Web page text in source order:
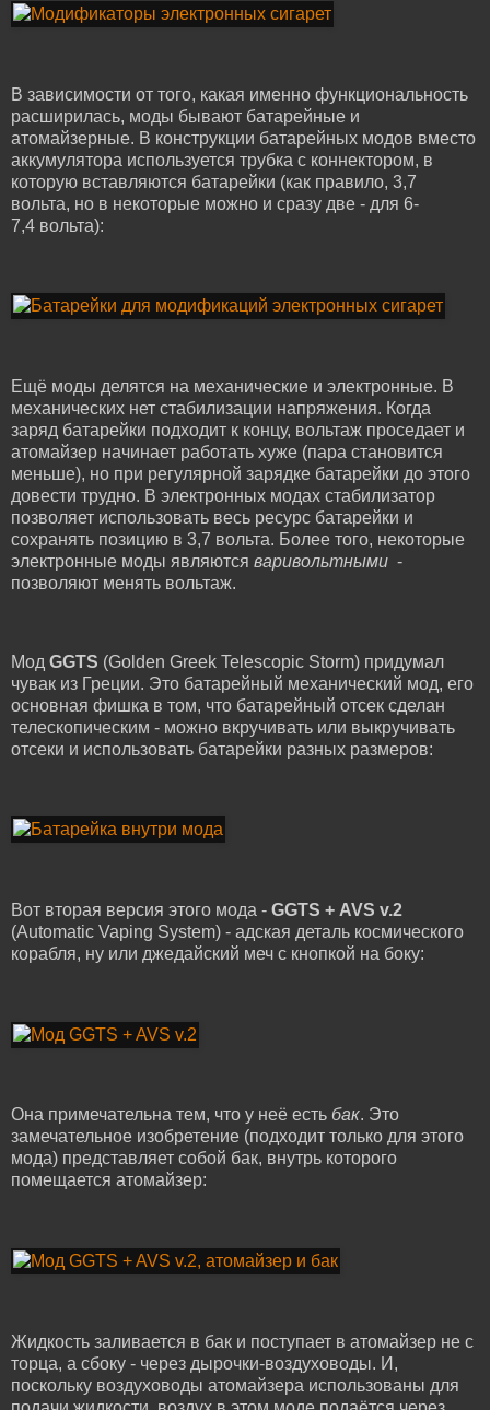
В зависимости от того, какая именно функциональность
расширилась, моды бывают батарейные и
атомайзерные. В конструкции батарейных модов вместо
аккумулятора используется трубка с коннектором, в
которую вставляются батарейки (как правило, 3,7
вольта, но в некоторые можно и сразу две - для 6-
7,4 вольта):
Ещё моды делятся на механические и электронные. В
механических нет стабилизации напряжения. Когда
заряд батарейки подходит к концу, вольтаж проседает и
атомайзер начинает работать хуже (пара становится
меньше), но при регулярной зарядке батарейки до этого
довести трудно. В электронных модах стабилизатор
позволяет использовать весь ресурс батарейки и
сохранять позицию в 3,7 вольта. Более того, некоторые
электронные моды являются варивольтными -
позволяют менять вольтаж.
Мод GGTS (Golden Greek Telescopic Storm) придумал
чувак из Греции. Это батарейный механический мод, его
основная фишка в том, что батарейный отсек сделан
телескопическим - можно вкручивать или выкручивать
отсеки и использовать батарейки разных размеров:
Вот вторая версия этого мода - GGTS + AVS v.2
(Automatic Vaping System) - адская деталь космического
корабля, ну или джедайский меч с кнопкой на боку:
Она примечательна тем, что у неё есть бак. Это
замечательное изобретение (подходит только для этого
мода) представляет собой бак, внутрь которого
помещается атомайзер:
Жидкость заливается в бак и поступает в атомайзер не с
торца, а сбоку - через дырочки-воздуховоды. И,
поскольку воздуховоды атомайзера использованы для